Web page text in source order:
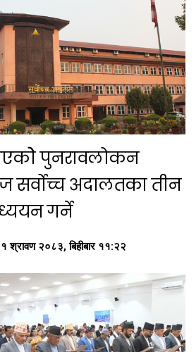
पुनरावलोकन
सर्वोच्च अदालतका तीन
गर्ने
श्रावण २०८३, बिहीबार ११:२२